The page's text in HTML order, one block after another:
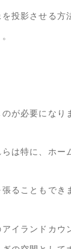
投影させる
が必要になり
は特に、ホー
ることもでき
イランドカ